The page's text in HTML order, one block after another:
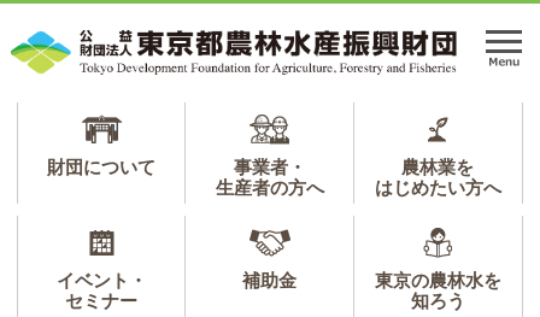
ジ
ュ
メ
財団について
事業者・
生産者の方へ
農林業を
はじめたい方へ
イベント・
セミナー
補助金
東京の農林水を
知ろう